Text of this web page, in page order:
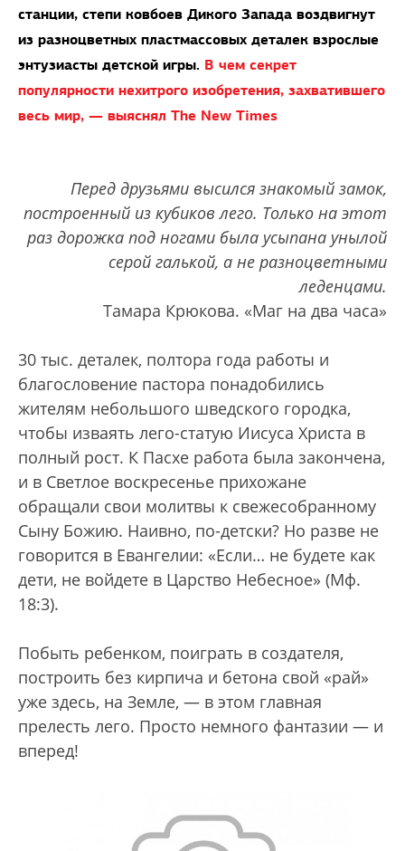
станции, степи ковбоев Дикого Запада воздвигнут
из разноцветных пластмассовых деталек взрослые
энтузиасты детской игры. В чем секрет
популярности нехитрого изобретения, захватившего
весь мир, — выяснял The New Times
Перед друзьями высился знакомый замок,
построенный из кубиков лего. Только на этот
раз дорожка под ногами была усыпана унылой
серой галькой, а не разноцветными
леденцами.
Тамара Крюкова. «Маг на два часа»
30 тыс. деталек, полтора года работы и
благословение пастора понадобились
жителям небольшого шведского городка,
чтобы изваять лего-статую Иисуса Христа в
полный рост. К Пасхе работа была закончена,
и в Светлое воскресенье прихожане
обращали свои молитвы к свежесобранному
Сыну Божию. Наивно, по-детски? Но разве не
говорится в Евангелии: «Если… не будете как
дети, не войдете в Царство Небесное» (Мф.
18:3).
Побыть ребенком, поиграть в создателя,
построить без кирпича и бетона свой «рай»
уже здесь, на Земле, — в этом главная
прелесть лего. Просто немного фантазии — и
вперед!